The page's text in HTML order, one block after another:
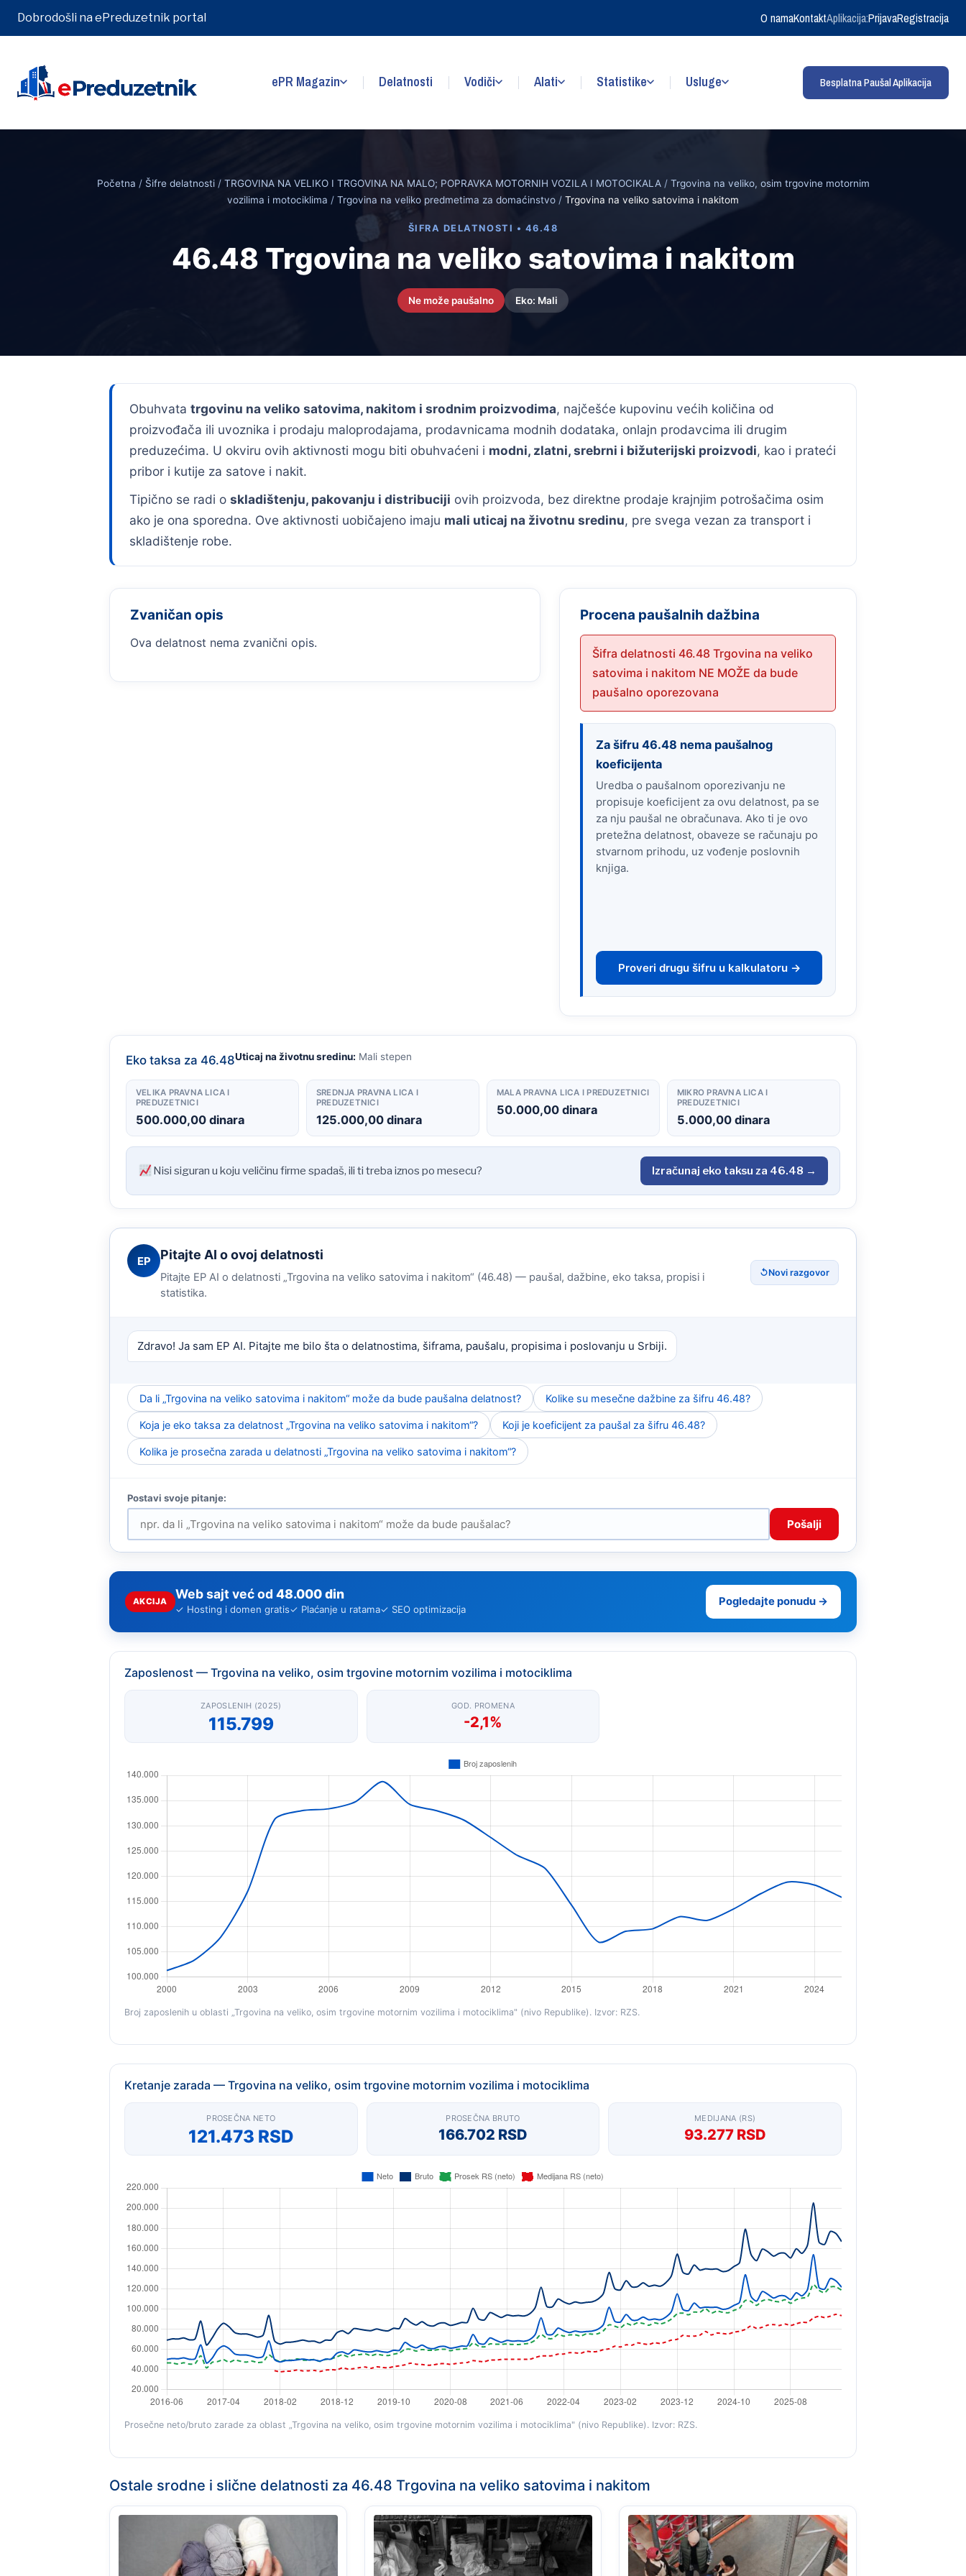
Dobrodošli na ePreduzetnik portal O namaKontaktAplikacija:PrijavaRegistracija
ePR Magazin Delatnosti Vodiči Alati Statistike Usluge Besplatna Paušal Aplikacija
Početna / Šifre delatnosti/ TRGOVINA NA VELIKO I TRGOVINA NA MALO; POPRAVKA MOTORNIH VOZILA I MOTOCIKALA/ Trgovina na veliko, osim trgovine motornim
vozilima i motociklima / Trgovina na veliko predmetima za domaćinstvo / Trgovina na veliko satovima i nakitom
ŠIFRA DELATNOSTI • 46.48
46.48 Trgovina na veliko satovima i nakitom
Ne može paušalno Eko: Mali
Obuhvata trgovinu na veliko satovima, nakitom i srodnim proizvodima, najčešće kupovinu većih količina od
proizvođača ili uvoznika i prodaju maloprodajama, prodavnicama modnih dodataka, onlajn prodavcima ili drugim
preduzećima. U okviru ovih aktivnosti mogu biti obuhvaćeni i modni, zlatni, srebrni i bižuterijski proizvodi, kao i prateći
pribor i kutije za satove i nakit.
Tipično se radi o skladištenju, pakovanju i distribuciji ovih proizvoda, bez direktne prodaje krajnjim potrošačima osim
ako je ona sporedna. Ove aktivnosti uobičajeno imaju mali uticaj na životnu sredinu, pre svega vezan za transport i
skladištenje robe.
Zvaničan opis
Ova delatnost nema zvanični opis.
Procena paušalnih dažbina
Šifra delatnosti 46.48 Trgovina na veliko
satovima i nakitom NE MOŽE da bude
paušalno oporezovana
Za šifru 46.48 nema paušalnog
koeficijenta
Uredba o paušalnom oporezivanju ne
propisuje koeficijent za ovu delatnost, pa se
za nju paušal ne obračunava. Ako ti je ovo
pretežna delatnost, obaveze se računaju po
stvarnom prihodu, uz vođenje poslovnih
knjiga.
Proveri drugu šifru u kalkulatoru →
Eko taksa za 46.48Uticaj na životnu sredinu: Mali stepen
VELIKA PRAVNA LICA I
PREDUZETNICI
500.000,00 dinara
SREDNJA PRAVNA LICA I
PREDUZETNICI
125.000,00 dinara
MALA PRAVNA LICA I PREDUZETNICI
50.000,00 dinara
MIKRO PRAVNA LICA I
PREDUZETNICI
5.000,00 dinara
Nisi siguran u koju veličinu firme spadaš, ili ti treba iznos po mesecu? Izračunaj eko taksu za 46.48 →
EP Pitajte AI o ovoj delatnosti
Pitajte EP AI o delatnosti „Trgovina na veliko satovima i nakitom“ (46.48) — paušal, dažbine, eko taksa, propisi i
statistika.
↺Novi razgovor
Zdravo! Ja sam EP AI. Pitajte me bilo šta o delatnostima, šiframa, paušalu, propisima i poslovanju u Srbiji.
Da li „Trgovina na veliko satovima i nakitom“ može da bude paušalna delatnost? Kolike su mesečne dažbine za šifru 46.48?
Koja je eko taksa za delatnost „Trgovina na veliko satovima i nakitom“? Koji je koeficijent za paušal za šifru 46.48?
Kolika je prosečna zarada u delatnosti „Trgovina na veliko satovima i nakitom“?
Pošalji
AKCIJA Web sajt već od 48.000 din
✓ Hosting i domen gratis✓ Plaćanje u ratama✓ SEO optimizacija
Pogledajte ponudu →
Zaposlenost — Trgovina na veliko, osim trgovine motornim vozilima i motociklima
ZAPOSLENIH (2025)
115.799
GOD. PROMENA
-2,1%
Broj zaposlenih u oblasti „Trgovina na veliko, osim trgovine motornim vozilima i motociklima" (nivo Republike). Izvor: RZS.
Kretanje zarada — Trgovina na veliko, osim trgovine motornim vozilima i motociklima
PROSEČNA NETO
121.473 RSD
PROSEČNA BRUTO
166.702 RSD
MEDIJANA (RS)
93.277 RSD
Prosečne neto/bruto zarade za oblast „Trgovina na veliko, osim trgovine motornim vozilima i motociklima" (nivo Republike). Izvor: RZS.
Ostale srodne i slične delatnosti za 46.48 Trgovina na veliko satovima i nakitom